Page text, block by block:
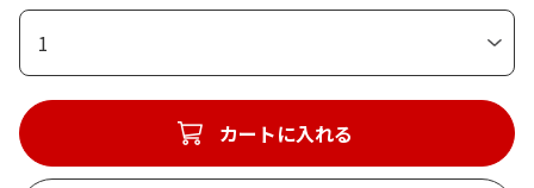
1
カートに入れる